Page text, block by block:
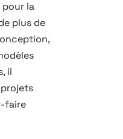
pour la
plus de
il
faire